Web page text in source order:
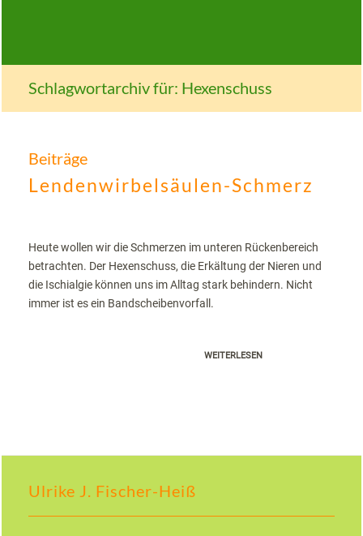
Schlagwortarchiv für: Hexenschuss
Beiträge
Lendenwirbelsäulen-Schmerz
Heute wollen wir die Schmerzen im unteren Rückenbereich
betrachten. Der Hexenschuss, die Erkältung der Nieren und
die Ischialgie können uns im Alltag stark behindern. Nicht
immer ist es ein Bandscheibenvorfall.
WEITERLESEN
Ulrike J. Fischer-Heiß